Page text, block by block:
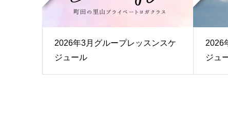
2026年3月グループレッスンスケ
ジュール
2026
ジュ